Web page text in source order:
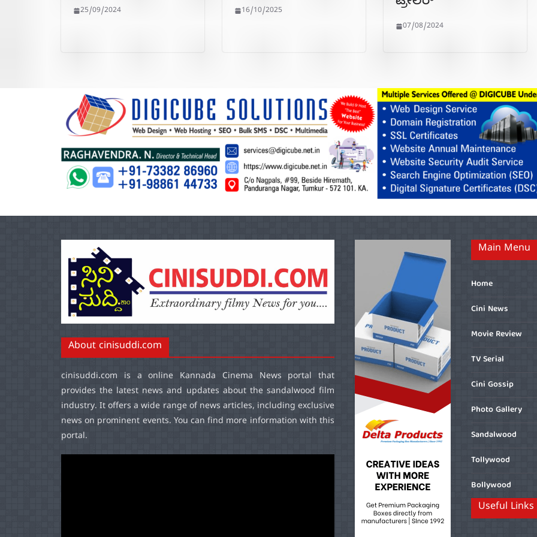
25/09/2024 16/10/2025
07/08/2024
About cinisuddi.com
cinisuddi.com is a online Kannada Cinema News portal that
provides the latest news and updates about the sandalwood film
industry. It offers a wide range of news articles, including exclusive
news on prominent events. You can find more information with this
portal.
Main Menu
Home
Cini News
Movie Review
TV Serial
Cini Gossip
Photo Gallery
Sandalwood
Tollywood
Bollywood
Useful Links